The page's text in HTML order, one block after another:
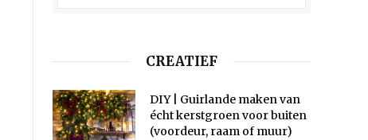
CREATIEF
DIY | Guirlande maken van
écht kerstgroen voor buiten
(voordeur, raam of muur)